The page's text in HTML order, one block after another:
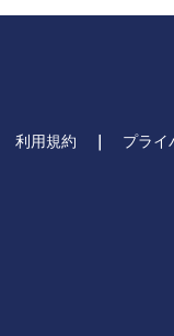
利用規約 プライ